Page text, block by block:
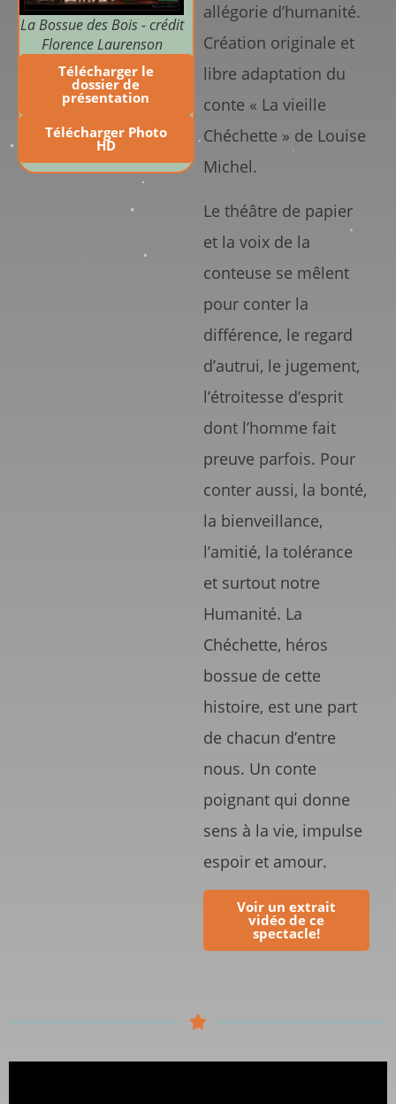
La Bossue des Bois - crédit
Florence Laurenson
Télécharger le
dossier de
présentation
Télécharger Photo
HD
allégorie d’humanité.
Création originale et
libre adaptation du
conte « La vieille
Chéchette » de Louise
Michel.
Le théâtre de papier
et la voix de la
conteuse se mêlent
pour conter la
différence, le regard
d’autrui, le jugement,
l’étroitesse d’esprit
dont l’homme fait
preuve parfois. Pour
conter aussi, la bonté,
la bienveillance,
l’amitié, la tolérance
et surtout notre
Humanité. La
Chéchette, héros
bossue de cette
histoire, est une part
de chacun d’entre
nous. Un conte
poignant qui donne
sens à la vie, impulse
espoir et amour.
Voir un extrait
vidéo de ce
spectacle!